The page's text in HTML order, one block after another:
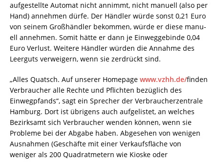
aufgestellte Automat nicht annimmt, nicht manuell (also per
Hand) annehmen dürfe. Der Händler würde sonst 0,21 Euro
von seinem Großhändler bekommen, würde er diese manu­
ell annehmen. Somit hätte er dann je Einweggebinde 0,04
Euro Verlust. Weitere Händler würden die Annahme des
Leerguts verweigern, wenn sie zerdrückt sind.
„Alles Quatsch. Auf unserer Homepage www.vzhh.de/finden
Verbraucher alle Rechte und Pflichten bezüglich des
Einwegpfands“, sagt ein Sprecher der Verbraucherzentrale
Hamburg. Dort ist übrigens auch aufgelistet, an welches
Bezirksamt sich Verbraucher wenden können, wenn sie
Probleme bei der Abgabe haben. Abgesehen von wenigen
Ausnahmen (Geschäfte mit einer Verkaufsfläche von
weniger als 200 Quadratmetern wie Kioske oder